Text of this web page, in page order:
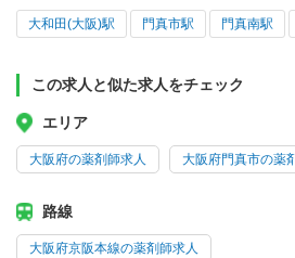
大和田(大阪)駅 門真市駅 門真南駅
この求人と似た求人をチェック
エリア
大阪府の薬剤師求人 大阪府門真市の薬
路線
大阪府京阪本線の薬剤師求人